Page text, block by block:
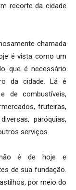
recorte da cidade
chamada
é vista como um
que é necessário
da cidade. Lá é
de combustíveis,
fruteiras,
paróquias,
serviços.
não é de hoje e
de sua fundação.
por meio do